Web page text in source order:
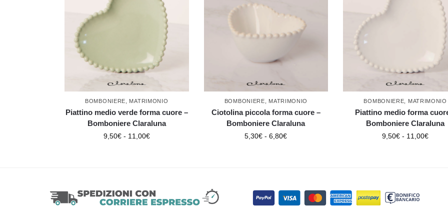
BOMBONIERE MATRIMONIO
Piattino medio verde forma cuore –
Bomboniere Claraluna
9,50€ - 11,00€
BOMBONIERE MATRIMONIO
Ciotolina piccola forma cuore –
Bomboniere Claraluna
5,30€ - 6,80€
BOMBONIERE MATRIMONIO
Piattino medio forma
Bomboniere Claraluna
9,50€ - 11,00€